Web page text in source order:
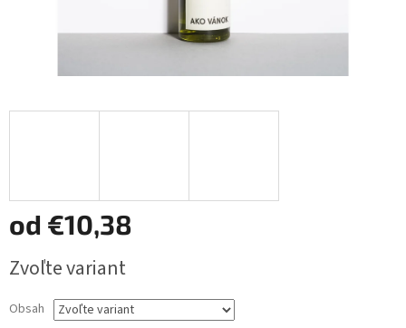
od €10,38
cena:
Zvoľte variant
Obsah